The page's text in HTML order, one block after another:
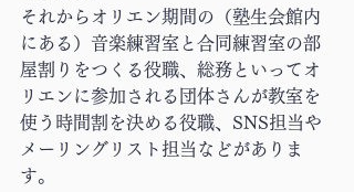
それからオリエン期間の（塾生会館内
にある）音楽練習室と合同練習室の部
屋割りをつくる役職、総務といってオ
リエンに参加される団体さんが教室を
使う時間割を決める役職、SNS担当や
メーリングリスト担当などがありま
す。